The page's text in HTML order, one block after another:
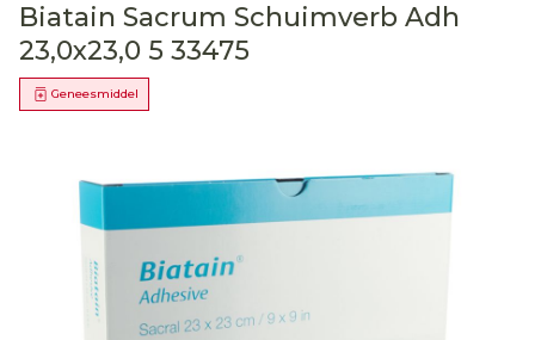
Biatain Sacrum Schuimverb Adh
23,0x23,0 5 33475
Geneesmiddel